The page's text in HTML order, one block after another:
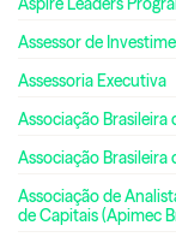
Assessor de
Assessoria Executiva
Associação Brasileira
Associação Brasileira
Associação de
de Capitais (Apimec